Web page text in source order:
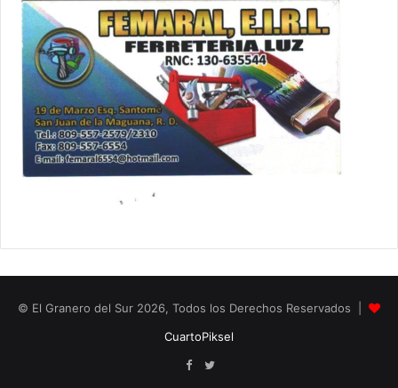
© El Granero del Sur 2026, Todos los Derechos Reservados |
CuartoPiksel